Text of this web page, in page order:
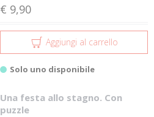
€ 9,90
Aggiungi al carrello
Solo uno disponibile
Una festa allo stagno. Con
puzzle